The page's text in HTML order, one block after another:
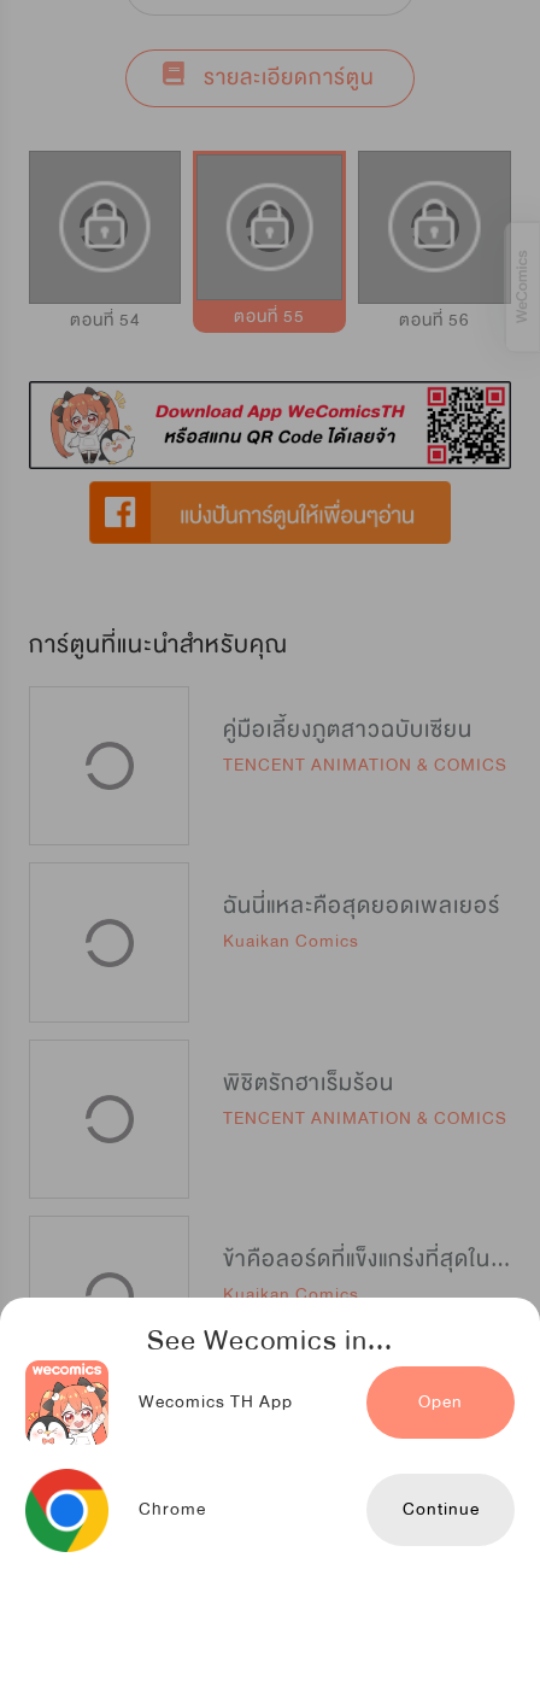
See Wecomics in...
Wecomics TH App Open
Chrome Continue
รายละเอียดการ์ตูน
ตอนที่ 54 ตอนที่ 55 ตอนที่ 56
การ์ตูนที่แนะนำสำหรับคุณ
คู่มือเลี้ยงภูตสาวฉบับเซียน
TENCENT ANIMATION & COMICS
ฉันนี่แหละคือสุดยอดเพลเยอร์
Kuaikan Comics
พิชิตรักฮาเร็มร้อน
TENCENT ANIMATION & COMICS
ข้าคือลอร์ดที่แข็งแกร่งที่สุดในปฐพี
Kuaikan Comics
พ่อบ้านราชาปีศาจ